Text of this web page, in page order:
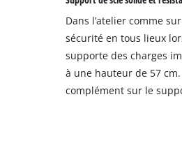
Dans l’atelier comme
sécurité en tous lieux
supporte des charges
à une hauteur de 57
complément sur le